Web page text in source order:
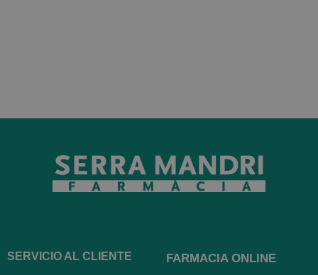
SERVICIO AL CLIENTE FARMACIA ONLINE